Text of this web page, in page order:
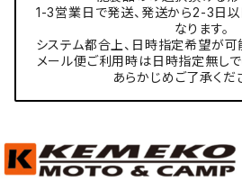
1-3営業日で発送、発送から2-3日
なります。
システム都合上、日時指定希望が
メール便ご利用時は日時指定無し
あらかじめご了承くだ